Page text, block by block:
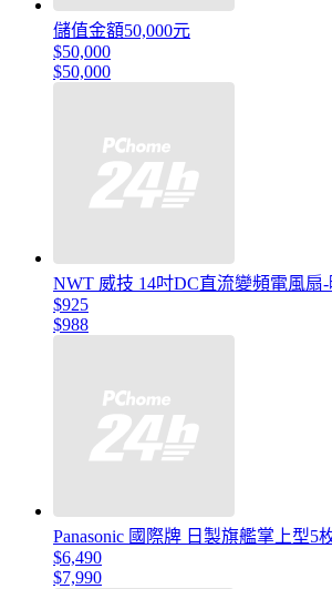
儲值金額50,000元
$50,000
$50,000
NWT 威技 14吋DC直流變頻電風扇
$925
$988
Panasonic 國際牌 日製旗艦掌上型
$6,490
$7,990